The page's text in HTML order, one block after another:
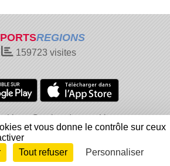
REGIONS
159723 visites
Gestion des cookies
Signaler un contenu inapproprié
Connexion
et vous donne le contrôle sur ceux
Tout refuser Personnaliser